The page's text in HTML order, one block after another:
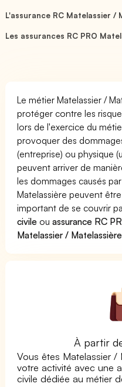
L'assurance RC Matelassier /
Les assurances RC PRO
Le métier Matelassier /
protéger contre les
lors de l'exercice du
provoquer des
(entreprise) ou physique
peuvent arriver de
les dommages causés
Matelassière peuvent
important de se couvrir
civile ouassurance RC
Matelassier / Matelassière
À partir
Vous êtes Matelassier /
votre activité avec une
civile dédiée au métier